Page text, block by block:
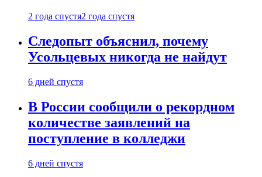
2 года спустя2 года спустя
Следопыт объяснил, почему
Усольцевых никогда не найдут
6 дней спустя
В России сообщили о рекордном
количестве заявлений на
поступление в колледжи
6 дней спустя